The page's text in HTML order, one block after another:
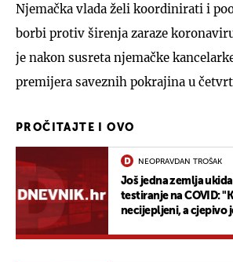
Njemačka vlada želi koordinirati i
borbi protiv širenja zaraze
je nakon susreta njemačke
premijera saveznih pokrajina u
PROČITAJTE I OVO
NEOPRAVDAN TROŠAK
Još jedna zemlja
testiranje na COVID:
necijepljeni, a cjepivo